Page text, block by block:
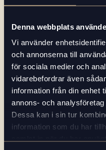
Denna webbplats
Vi använder
och annonserna till
för sociala medier och
vidarebefordrar även
information från din enhet
annons- och
Dessa kan i sin tur
information som du har
RELATERAD LÄSNING